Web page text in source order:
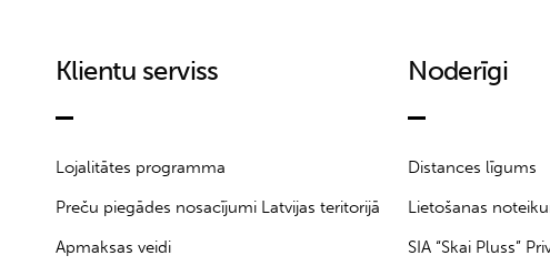
Klientu serviss
Lojalitātes programma
Preču piegādes nosacījumi Latvijas teritorijā
Apmaksas veidi
Noderīgi
Distances līgums
Lietošanas
SIA “Skai Pluss”